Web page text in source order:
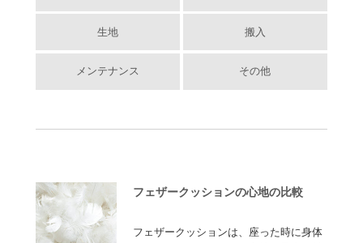
生地 搬入
メンテナンス その他
フェザークッションの心地の比較
フェザークッションは、座った時に身体